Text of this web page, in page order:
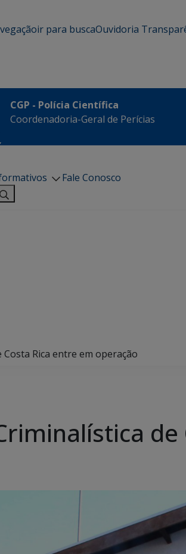
ir para buscaOuvidoria
CGP - Polícia Científica
Coordenadoria-Geral de Perícias
Fale Conosco
Rica entre em operação